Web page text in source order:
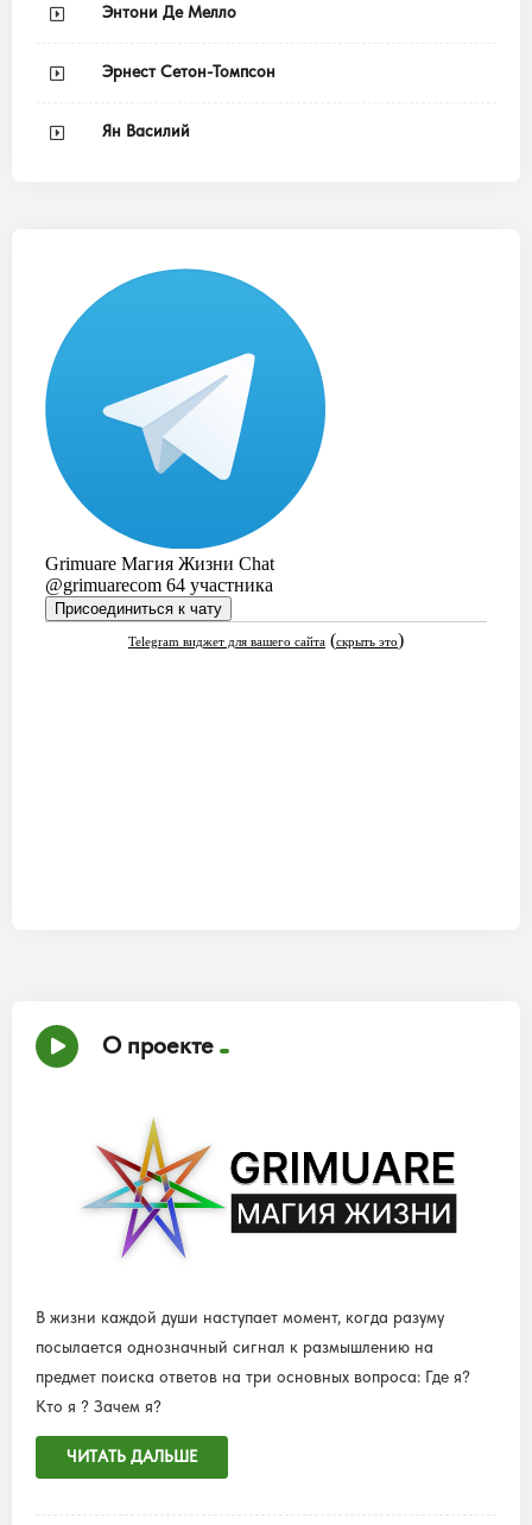
Энтони Де Мелло
Эрнест Сетон-Томпсон
Ян Василий
О проекте
В жизни каждой души наступает момент, когда разуму
посылается однозначный сигнал к размышлению на
предмет поиска ответов на три основных вопроса: Где я?
Кто я ? Зачем я?
ЧИТАТЬ ДАЛЬШЕ